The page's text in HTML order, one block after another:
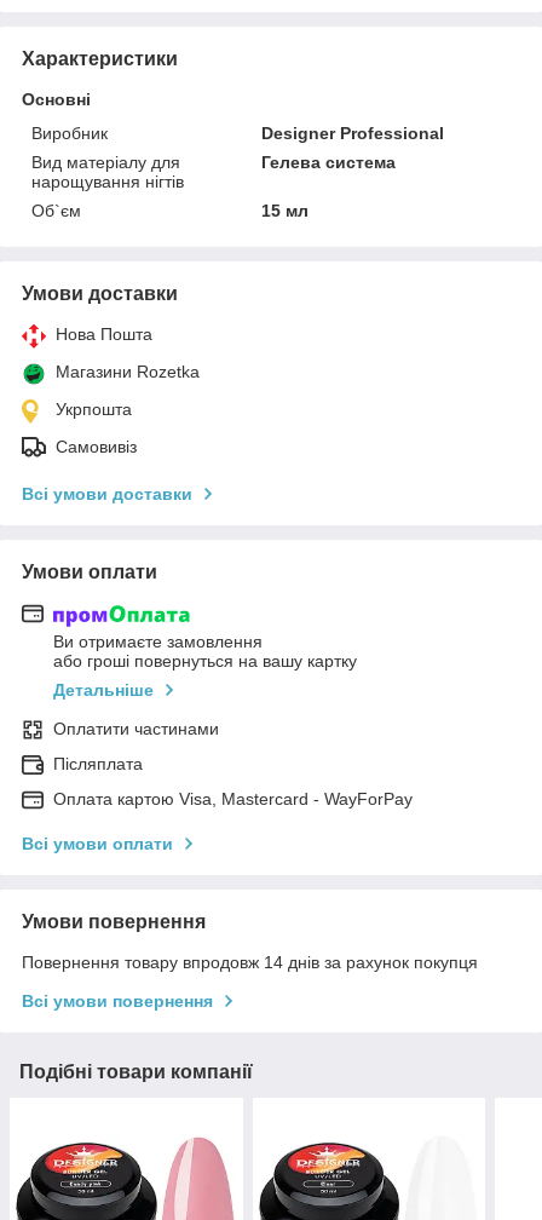
Характеристики
Основні
Виробник
Designer Professional
Вид матеріалу для
нарощування нігтів
Гелева система
Об`єм 15 мл
Умови доставки
Нова Пошта
Магазини Rozetka
Укрпошта
Самовивіз
Всі умови доставки
Умови оплати
Ви отримаєте замовлення
або гроші повернуться на вашу картку
Детальніше
Оплатити частинами
Післяплата
Оплата картою Visa, Mastercard - WayForPay
Всі умови оплати
Умови повернення
Повернення товару впродовж 14 днів за рахунок покупця
Всі умови повернення
Подібні товари компанії